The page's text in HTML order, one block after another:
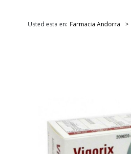
Usted esta en: Farmacia Andorra